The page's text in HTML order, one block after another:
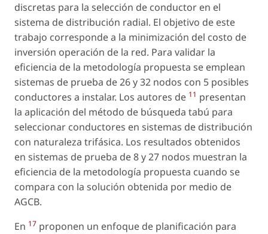
discretas para la selección de conductor en el
sistema de distribución radial. El objetivo de este
trabajo corresponde a la minimización del costo de
inversión operación de la red. Para validar la
eficiencia de la metodología propuesta se emplean
sistemas de prueba de 26 y 32 nodos con 5 posibles
conductores a instalar. Los autores de 11 presentan
la aplicación del método de búsqueda tabú para
seleccionar conductores en sistemas de distribución
con naturaleza trifásica. Los resultados obtenidos
en sistemas de prueba de 8 y 27 nodos muestran la
eficiencia de la metodología propuesta cuando se
compara con la solución obtenida por medio de
AGCB.
En 17 proponen un enfoque de planificación para